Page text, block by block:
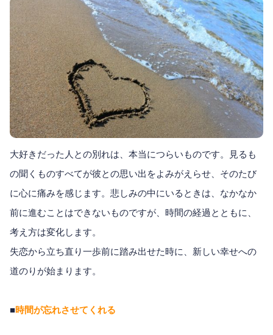
大好きだった人との別れは、本当につらいものです。見るも
の聞くものすべてが彼との思い出をよみがえらせ、そのたび
に心に痛みを感じます。悲しみの中にいるときは、なかなか
前に進むことはできないものですが、時間の経過とともに、
考え方は変化します。
失恋から立ち直り一歩前に踏み出せた時に、新しい幸せへの
道のりが始まります。
■時間が忘れさせてくれる